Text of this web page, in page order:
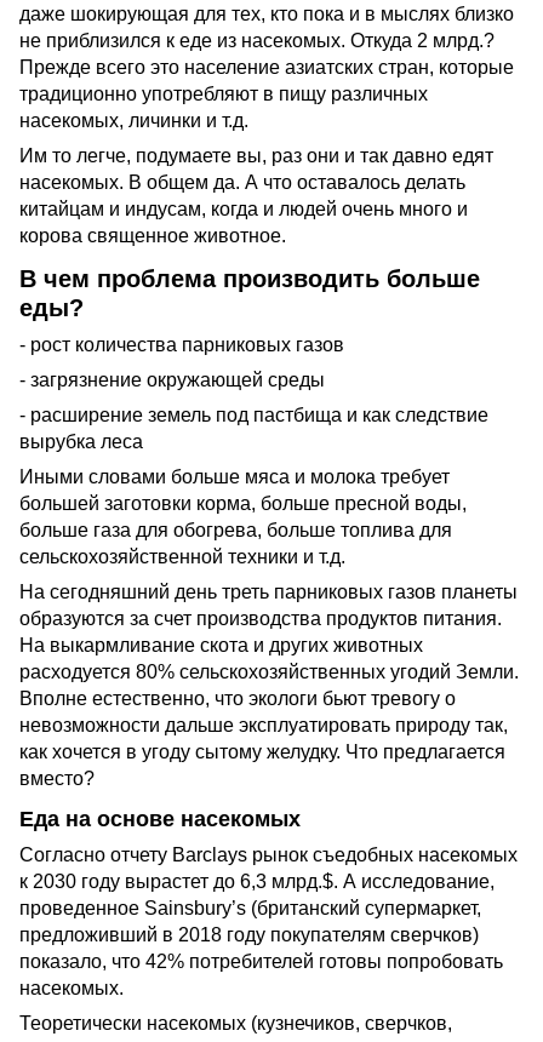
даже шокирующая для тех, кто пока и в мыслях близко
не приблизился к еде из насекомых. Откуда 2 млрд.?
Прежде всего это население азиатских стран, которые
традиционно употребляют в пищу различных
насекомых, личинки и т.д.
Им то легче, подумаете вы, раз они и так давно едят
насекомых. В общем да. А что оставалось делать
китайцам и индусам, когда и людей очень много и
корова священное животное.
В чем проблема производить больше
еды?
- рост количества парниковых газов
- загрязнение окружающей среды
- расширение земель под пастбища и как следствие
вырубка леса
Иными словами больше мяса и молока требует
большей заготовки корма, больше пресной воды,
больше газа для обогрева, больше топлива для
сельскохозяйственной техники и т.д.
На сегодняшний день треть парниковых газов планеты
образуются за счет производства продуктов питания.
На выкармливание скота и других животных
расходуется 80% сельскохозяйственных угодий Земли.
Вполне естественно, что экологи бьют тревогу о
невозможности дальше эксплуатировать природу так,
как хочется в угоду сытому желудку. Что предлагается
вместо?
Еда на основе насекомых
Согласно отчету Barclays рынок съедобных насекомых
к 2030 году вырастет до 6,3 млрд.$. А исследование,
проведенное Sainsbury’s (британский супермаркет,
предложивший в 2018 году покупателям сверчков)
показало, что 42% потребителей готовы попробовать
насекомых.
Теоретически насекомых (кузнечиков, сверчков,